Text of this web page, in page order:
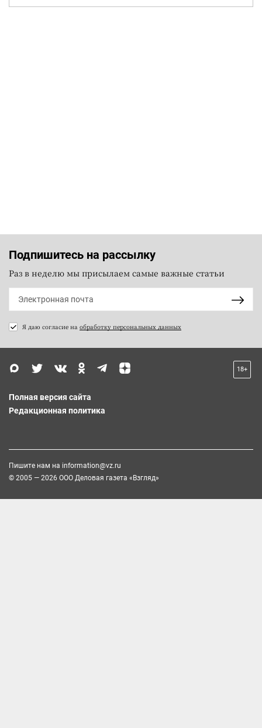
Подпишитесь на рассылку
Раз в неделю мы присылаем самые важные статьи
Я даю согласие на обработку персональных данных
18+
Полная версия сайта
Редакционная политика
Пишите нам на information@vz.ru
© 2005 — 2026 ООО Деловая газета «Взгляд»